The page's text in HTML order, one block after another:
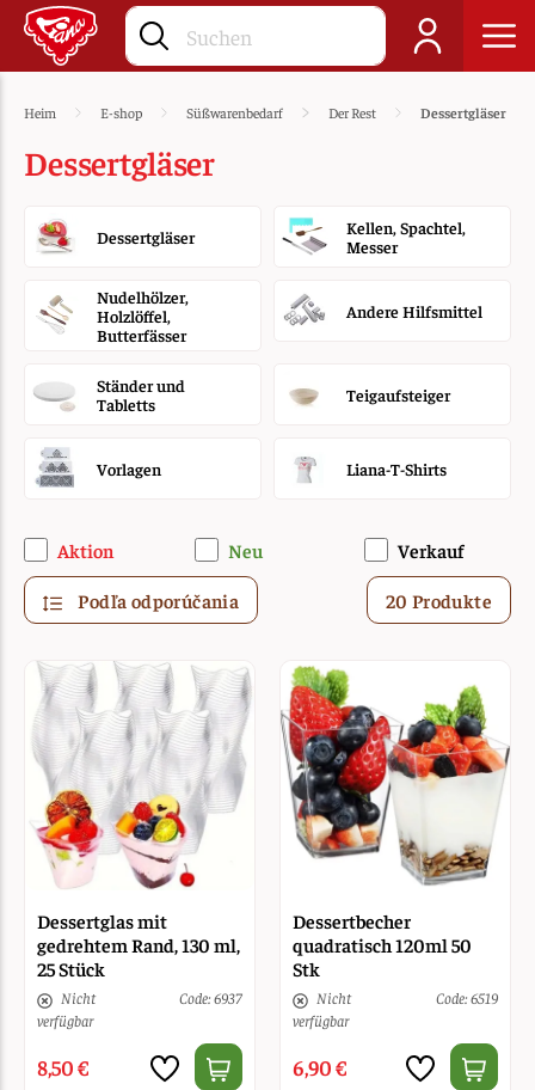
Heim E-shop Süßwarenbedarf Der Rest Dessertgläser
Dessertgläser
Dessertgläser
Kellen, Spachtel,
Messer
Nudelhölzer,
Holzlöffel,
Butterfässer
Andere Hilfsmittel
Ständer und
Tabletts
Teigaufsteiger
Vorlagen Liana-T-Shirts
Aktion Neu Verkauf
Podľa odporúčania 20 Produkte
Dessertglas mit
gedrehtem Rand, 130 ml,
25 Stück
Nicht
verfügbar
Code: 6937
8,50 €
Dessertbecher
quadratisch 120ml 50
Stk
Nicht
verfügbar
Code: 6519
6,90 €